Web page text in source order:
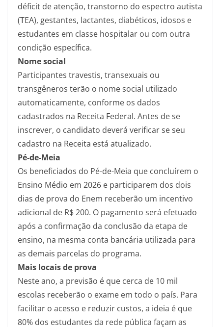
déficit de atenção, transtorno do espectro autista
(TEA), gestantes, lactantes, diabéticos, idosos e
estudantes em classe hospitalar ou com outra
condição específica.
Nome social
Participantes travestis, transexuais ou
transgêneros terão o nome social utilizado
automaticamente, conforme os dados
cadastrados na Receita Federal. Antes de se
inscrever, o candidato deverá verificar se seu
cadastro na Receita está atualizado.
Pé-de-Meia
Os beneficiados do Pé-de-Meia que concluírem o
Ensino Médio em 2026 e participarem dos dois
dias de prova do Enem receberão um incentivo
adicional de R$ 200. O pagamento será efetuado
após a confirmação da conclusão da etapa de
ensino, na mesma conta bancária utilizada para
as demais parcelas do programa.
Mais locais de prova
Neste ano, a previsão é que cerca de 10 mil
escolas receberão o exame em todo o país. Para
facilitar o acesso e reduzir custos, a ideia é que
80% dos estudantes da rede pública façam as